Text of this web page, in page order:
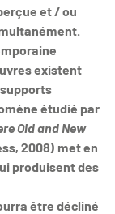
et / ou
existent
étudié par
Old and New
2008) met en
produisent des
être décliné